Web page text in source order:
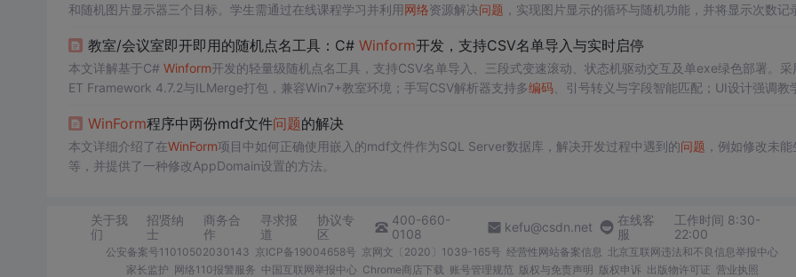
和随机图片显示器三个目标。学生需通过在线课程学习并利用网络资源解决问题 ，实现图片显示的循环与随机功能，并将显示次数记
教室/会议室即开即用的随机点名工具：C# Winform开发，支持CSV名单导入与实时启停
本文详解基于C# Winform开发的轻量级随机点名工具，支持CSV名单导入、三段式变速滚动、状态机驱动交互及单exe绿色部署。采
ET Framework 4.7.2与ILMerge打包，兼容Win7+教室环境；手写CSV解析器支持多编码、引号转义与字段智能匹配；UI设计强调教
WinForm程序中两份mdf文件问题的解决
本文详细介绍了在WinForm项目中如何正确使用嵌入的mdf文件作为SQL Server数据库，解决开发过程中遇到的问题 ，例如修改未
等，并提供了一种修改AppDomain设置的方法。
关于我
们
招贤纳
士
商务合
作
寻求报
道
协议专
区
400-660-
0108
kefu@csdn.net
在线客
服
工作时间 8:30-
22:00
公安备案号11010502030143 京ICP备19004658号 京网文〔2020〕1039-165号 经营性网站备案信息 北京互联网违法和不良信息举报中心
家长监护 网络110报警服务 中国互联网举报中心 Chrome商店下载 账号管理规范 版权与免责声明 版权申诉 出版物许可证 营业执照